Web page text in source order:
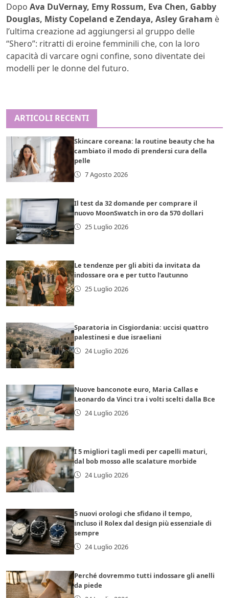
Dopo Ava DuVernay, Emy Rossum, Eva Chen, Gabby
Douglas, Misty Copeland e Zendaya, Asley Graham è
l’ultima creazione ad aggiungersi al gruppo delle
“Shero”: ritratti di eroine femminili che, con la loro
capacità di varcare ogni confine, sono diventate dei
modelli per le donne del futuro.
ARTICOLI RECENTI
Skincare coreana: la routine beauty che ha
cambiato il modo di prendersi cura della
pelle
7 Agosto 2026
Il test da 32 domande per comprare il
nuovo MoonSwatch in oro da 570 dollari
25 Luglio 2026
Le tendenze per gli abiti da invitata da
indossare ora e per tutto l’autunno
25 Luglio 2026
Sparatoria in Cisgiordania: uccisi quattro
palestinesi e due israeliani
24 Luglio 2026
Nuove banconote euro, Maria Callas e
Leonardo da Vinci tra i volti scelti dalla Bce
24 Luglio 2026
I 5 migliori tagli medi per capelli maturi,
dal bob mosso alle scalature morbide
24 Luglio 2026
5 nuovi orologi che sfidano il tempo,
incluso il Rolex dal design più essenziale di
sempre
24 Luglio 2026
Perché dovremmo tutti indossare gli anelli
da piede